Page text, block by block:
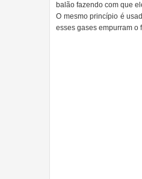
balão fazendo com que
O mesmo princípio é
esses gases empurram o